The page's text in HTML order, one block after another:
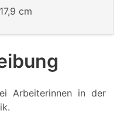
cm
Arbeiterinnen in der